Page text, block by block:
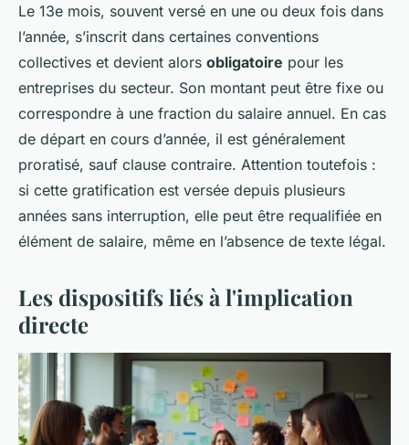
Le 13e mois, souvent versé en une ou deux fois dans
l’année, s’inscrit dans certaines conventions
collectives et devient alors obligatoire pour les
entreprises du secteur. Son montant peut être fixe ou
correspondre à une fraction du salaire annuel. En cas
de départ en cours d’année, il est généralement
proratisé, sauf clause contraire. Attention toutefois :
si cette gratification est versée depuis plusieurs
années sans interruption, elle peut être requalifiée en
élément de salaire, même en l’absence de texte légal.
Les dispositifs liés à l'implication
directe